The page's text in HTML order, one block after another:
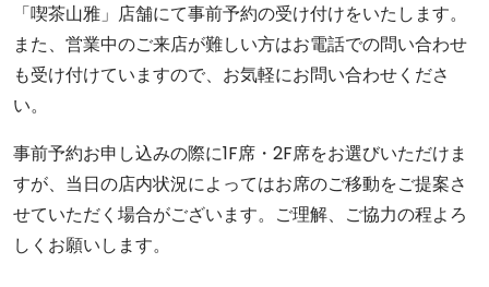
「喫茶山雅」店舗にて事前予約の受け付けをいたします。
また、営業中のご来店が難しい方はお電話での問い合わせ
も受け付けていますので、お気軽にお問い合わせくださ
い。
事前予約お申し込みの際に1F席・2F席をお選びいただけま
すが、当日の店内状況によってはお席のご移動をご提案さ
せていただく場合がございます。ご理解、ご協力の程よろ
しくお願いします。